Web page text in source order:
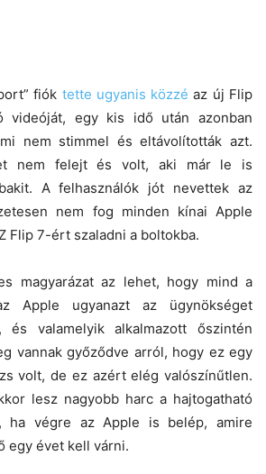
fiók tette ugyanis közzé az új Flip
videóját, egy kis idő után azonban
nem stimmel és eltávolították azt.
nem felejt és volt, aki már le is
A felhasználók jót nevettek az
nem fog minden kínai Apple
Flip 7-ért szaladni a boltokba.
magyarázat az lehet, hogy mind a
Apple ugyanazt az ügynökséget
és valamelyik alkalmazott őszintén
vannak győződve arról, hogy ez egy
volt, de ez azért elég valószínűtlen.
lesz nagyobb harc a hajtogatható
ha végre az Apple is belép, amire
egy évet kell várni.